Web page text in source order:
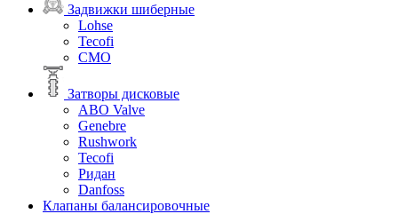
Задвижки шиберные
Lohse
Tecofi
СМО
Затворы дисковые
ABO Valve
Genebre
Rushwork
Tecofi
Ридан
Danfoss
Клапаны балансировочные